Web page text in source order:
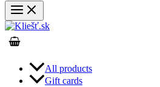
All products
Gift cards